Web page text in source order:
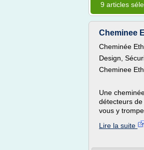
9 articles
Cheminee
Cheminée
Design,
Cheminee
Une
détecteurs
vous y
Lire la suite